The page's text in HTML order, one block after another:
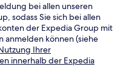
bei allen unseren
sodass Sie sich bei allen
der Expedia Group mit
anmelden können (siehe
Ihrer
innerhalb der Expedia